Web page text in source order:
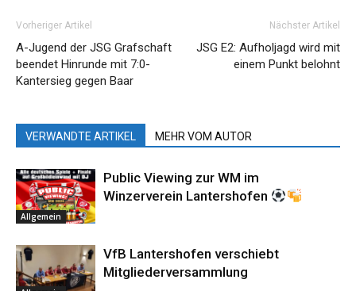
Vorheriger Artikel
A-Jugend der JSG Grafschaft
beendet Hinrunde mit 7:0-
Kantersieg gegen Baar
Nächster Artikel
JSG E2: Aufholjagd wird mit
einem Punkt belohnt
VERWANDTE ARTIKEL MEHR VOM AUTOR
Allgemein
Public Viewing zur WM im
Winzerverein Lantershofen
VfB Lantershofen verschiebt
Mitgliederversammlung